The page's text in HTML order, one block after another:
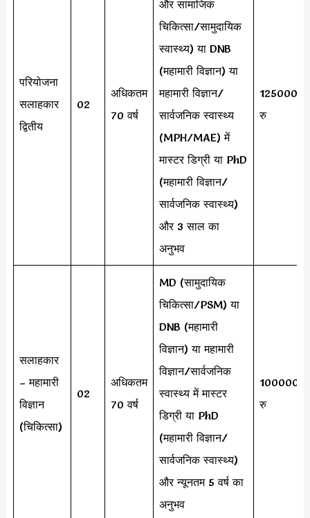
परियोजना
सलाहकार
द्वितीय
02
अधिकतम
70 वर्ष
और सामाजिक
चिकित्सा/सामुदायिक
स्वास्थ्य) या DNB
(महामारी विज्ञान) या
महामारी विज्ञान/
सार्वजनिक स्वास्थ्य
(MPH/MAE) में
मास्टर डिग्री या PhD
(महामारी विज्ञान/
सार्वजनिक स्वास्थ्य)
और 3 साल का
अनुभव
125000
रु
सलाहकार
– महामारी
विज्ञान
(चिकित्सा)
02
अधिकतम
70 वर्ष
MD (सामुदायिक
चिकित्सा/PSM) या
DNB (महामारी
विज्ञान) या महामारी
विज्ञान/सार्वजनिक
स्वास्थ्य में मास्टर
डिग्री या PhD
(महामारी विज्ञान/
सार्वजनिक स्वास्थ्य)
और न्यूनतम 5 वर्ष का
अनुभव
100000
रु